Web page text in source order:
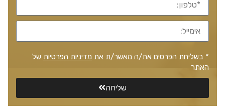
* בשליחת הפרטים את/ה מאשר/ת את מדיניות הפרטיות של
האתר
שליחה